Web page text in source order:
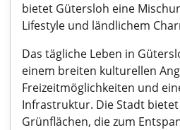
bietet Gütersloh eine
Lifestyle und ländlichem
Das tägliche Leben in
einem breiten kulturellen
Freizeitmöglichkeiten und
Infrastruktur. Die Stadt
Grünflächen, die zum